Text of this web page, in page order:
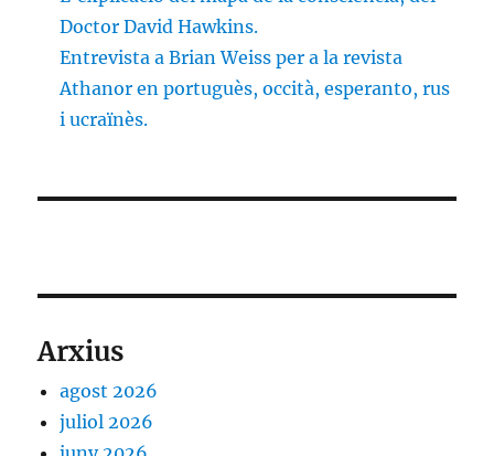
Doctor David Hawkins.
Entrevista a Brian Weiss per a la revista
Athanor en portuguès, occità, esperanto, rus
i ucraïnès.
Arxius
agost 2026
juliol 2026